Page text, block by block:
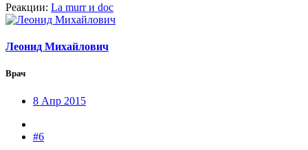
Реакции: La murrи doc
Леонид Михайлович
Врач
8 Апр 2015
#6